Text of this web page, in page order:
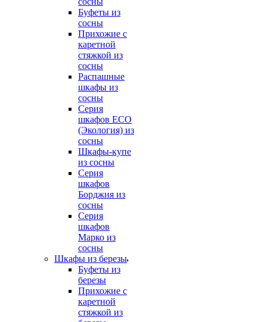
Буфеты из
сосны
Прихожие с
каретной
стяжкой из
сосны
Распашные
шкафы из
сосны
Серия
шкафов ECO
(Экология) из
сосны
Шкафы-купе
из сосны
Серия
шкафов
Борджия из
сосны
Серия
шкафов
Марко из
сосны
Шкафы из березы
Буфеты из
березы
Прихожие с
каретной
стяжкой из